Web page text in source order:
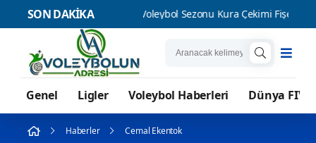
SON DAKİKA
2026-2027 Voleybol Sezonu Kura Çekimi Fişekhane Galeri Salonu'nda
Genel Ligler Voleybol Haberleri Dünya
Haberler Cemal Ekentok